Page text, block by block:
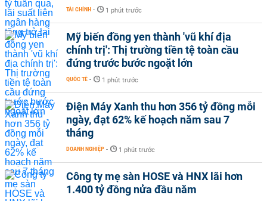
TÀI CHÍNH - 1 phút trước
Mỹ biến đồng yen thành 'vũ khí địa
chính trị': Thị trường tiền tệ toàn cầu
đứng trước bước ngoặt lớn
QUỐC TẾ - 1 phút trước
Điện Máy Xanh thu hơn 356 tỷ đồng mỗi
ngày, đạt 62% kế hoạch năm sau 7
tháng
DOANH NGHIỆP - 1 phút trước
Công ty mẹ sàn HOSE và HNX lãi hơn
1.400 tỷ đồng nửa đầu năm